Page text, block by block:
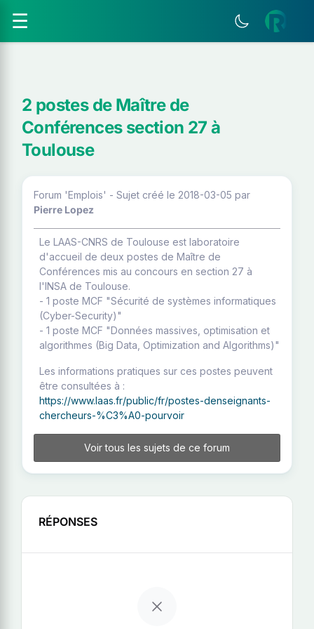
☰
2 postes de Maître de
Conférences section 27 à
Toulouse
Forum 'Emplois' - Sujet créé le 2018-03-05 par
Pierre Lopez
Le LAAS-CNRS de Toulouse est laboratoire
d'accueil de deux postes de Maître de
Conférences mis au concours en section 27 à
l'INSA de Toulouse.
- 1 poste MCF "Sécurité de systèmes informatiques
(Cyber-Security)"
- 1 poste MCF "Données massives, optimisation et
algorithmes (Big Data, Optimization and Algorithms)"
Les informations pratiques sur ces postes peuvent
être consultées à :
https://www.laas.fr/public/fr/postes-denseignants-
chercheurs-%C3%A0-pourvoir
Voir tous les sujets de ce forum
RÉPONSES